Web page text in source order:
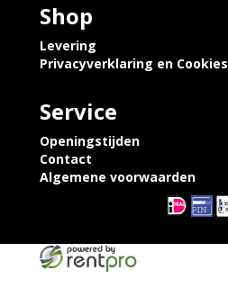
Shop
Levering
Privacyverklaring en Cookies
Service
Openingstijden
Contact
Algemene voorwaarden